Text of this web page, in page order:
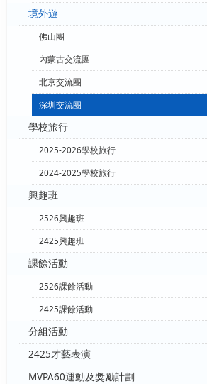
境外遊
佛山團
內蒙古交流團
北京交流團
深圳交流團
學校旅行
2025-2026學校旅行
2024-2025學校旅行
興趣班
2526興趣班
2425興趣班
課餘活動
2526課餘活動
2425課餘活動
分組活動
2425才藝表演
MVPA60運動及獎勵計劃